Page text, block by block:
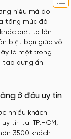
hiệu mà áo
tăng mức độ
biệt to lớn
biệt bạn giữa vô
là một trong
tạo dựng ấn
ở đâu uy tín
nhiều khách
tín tại TP.HCM,
3500 khách